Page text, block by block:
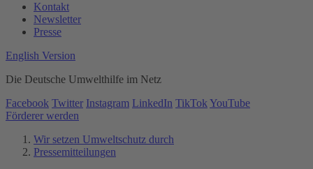
Kontakt
Newsletter
Presse
English Version
Die Deutsche Umwelthilfe im Netz
Facebook Twitter Instagram LinkedIn TikTok YouTube
Förderer werden
Wir setzen Umweltschutz durch
Pressemitteilungen